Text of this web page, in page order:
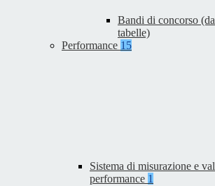
Bandi di concorso
tabelle)
Performance 15
Sistema di misurazione e
performance 1